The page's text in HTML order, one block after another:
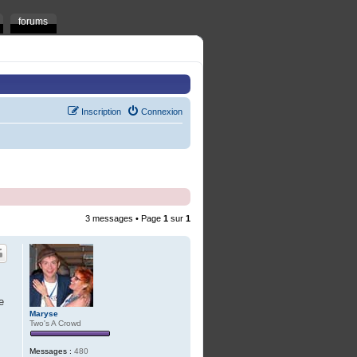
forums
Connexion
Inscription
3 messages • Page 1 sur 1
Maryse
Two's A Crowd
Messages : 480